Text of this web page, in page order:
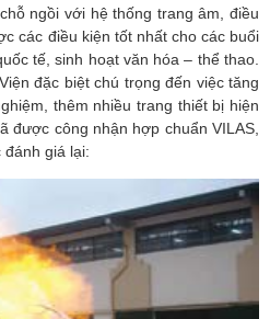
ngồi với hệ thống trang âm, điều
các điều kiện tốt nhất cho các buổi
tế, sinh hoạt văn hóa – thể thao.
đặc biệt chú trọng đến việc tăng
thêm nhiều trang thiết bị hiện
được công nhận hợp chuẩn VILAS,
đánh giá lại: